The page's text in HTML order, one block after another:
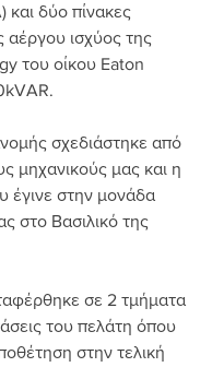
δύο πίνακες
αέργου ισχύος της
του οίκου Eaton
σχεδιάστηκε από
μηχανικούς μας και η
έγινε στην μονάδα
στο Βασιλικό της
σε 2 τμήματα
του πελάτη όπου
στην τελική